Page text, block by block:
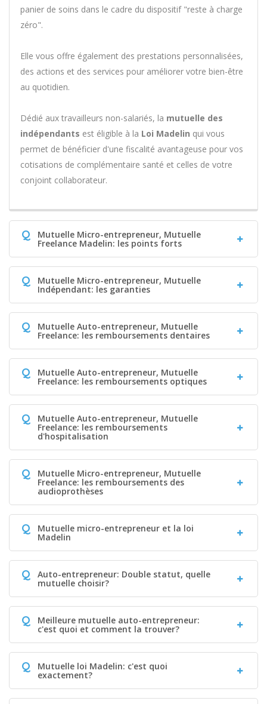
panier de soins dans le cadre du dispositif "reste à charge
zéro".
Elle vous offre également des prestations personnalisées,
des actions et des services pour améliorer votre bien-être
au quotidien.
Dédié aux travailleurs non-salariés, la mutuelle des
indépendants est éligible à la Loi Madelin qui vous
permet de bénéficier d'une fiscalité avantageuse pour vos
cotisations de complémentaire santé et celles de votre
conjoint collaborateur.
Q Mutuelle Micro-entrepreneur, Mutuelle
Freelance Madelin: les points forts
Q Mutuelle Micro-entrepreneur, Mutuelle
Indépendant: les garanties
Q Mutuelle Auto-entrepreneur, Mutuelle
Freelance: les remboursements dentaires
Q Mutuelle Auto-entrepreneur, Mutuelle
Freelance: les remboursements optiques
Q Mutuelle Auto-entrepreneur, Mutuelle
Freelance: les remboursements
d'hospitalisation
Q Mutuelle Micro-entrepreneur, Mutuelle
Freelance: les remboursements des
audioprothèses
Q Mutuelle micro-entrepreneur et la loi
Madelin
Q Auto-entrepreneur: Double statut, quelle
mutuelle choisir?
Q Meilleure mutuelle auto-entrepreneur:
c'est quoi et comment la trouver?
Q Mutuelle loi Madelin: c'est quoi
exactement?